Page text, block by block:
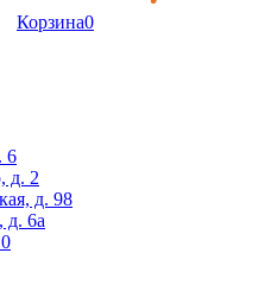
Корзина0
6
д. 2
д. 98
д. 6а